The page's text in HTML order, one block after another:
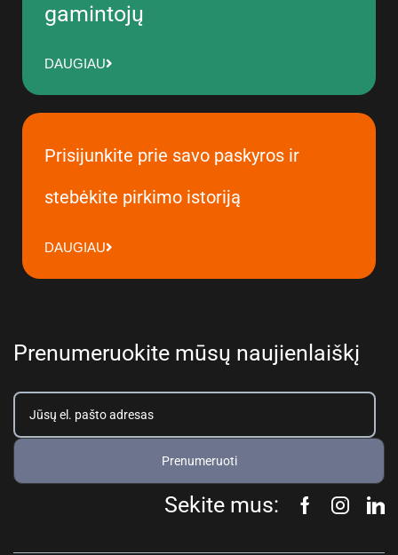
gamintojų
DAUGIAU
Prisijunkite prie savo paskyros ir
stebėkite pirkimo istoriją
DAUGIAU
Prenumeruokite mūsų naujienlaiškį
Prenumeruoti
Sekite mus: